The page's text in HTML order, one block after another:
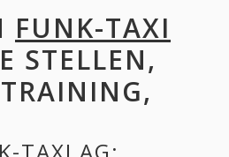
FUNK-TAXI
STELLEN,
TAXI AG: